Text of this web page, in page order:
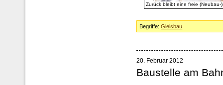
Zurück bleibt eine freie (Neubau-
Begriffe:Gleisbau
20. Februar 2012
Baustelle am